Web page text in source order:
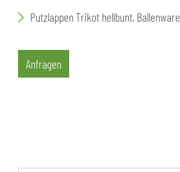
Putzlappen Trikot hellbunt, Ballenware
Anfragen